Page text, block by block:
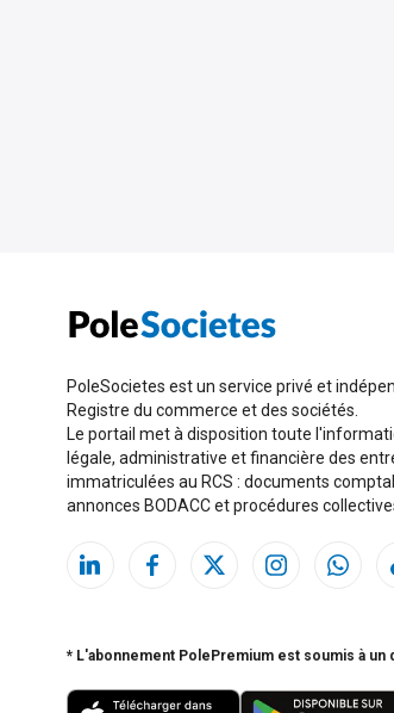
PoleSocietes est un service privé et
Registre du commerce et des sociétés.
Le portail met à disposition toute
légale, administrative et financière des
immatriculées au RCS : documents
annonces BODACC et procédures
* L'abonnement PolePremium est soumis à